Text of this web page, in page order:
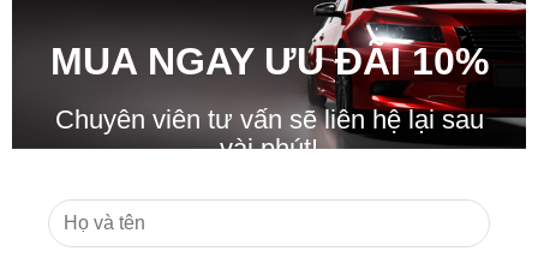
MUA NGAY ƯU ĐÃI10%
Chuyên viên tư vấn sẽ liên hệ lại sau
vài phút!